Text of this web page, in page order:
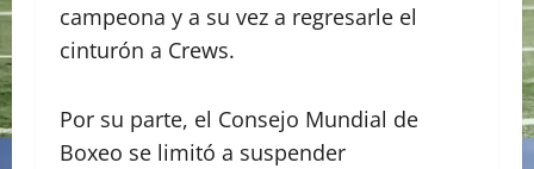
campeona y a su vez a regresarle el
cinturón a Crews.
Por su parte, el Consejo Mundial de
Boxeo se limitó a suspender